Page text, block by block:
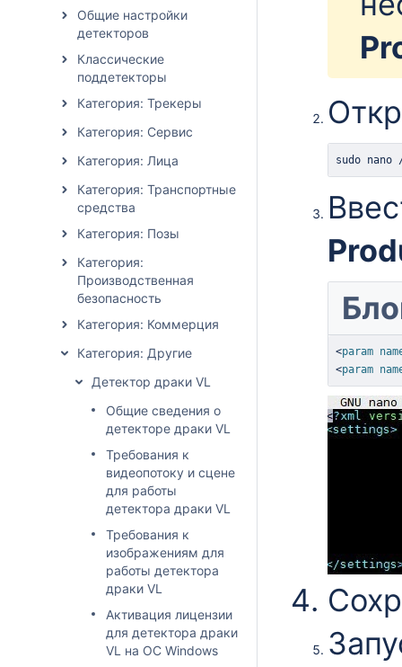
Общие настройки
детекторов
Классические
поддетекторы
Категория: Трекеры
Категория: Сервис
Категория: Лица
Категория: Транспортные
средства
Категория: Позы
Категория:
Производственная
безопасность
Категория: Коммерция
Категория: Другие
Детектор драки VL
Общие сведения о
детекторе драки VL
Требования к
видеопотоку и сцене
для работы
детектора драки VL
Требования к
изображениям для
работы детектора
драки VL
Активация лицензии
для детектора драки
VL на ОС Windows
sudo nano
<param
<param